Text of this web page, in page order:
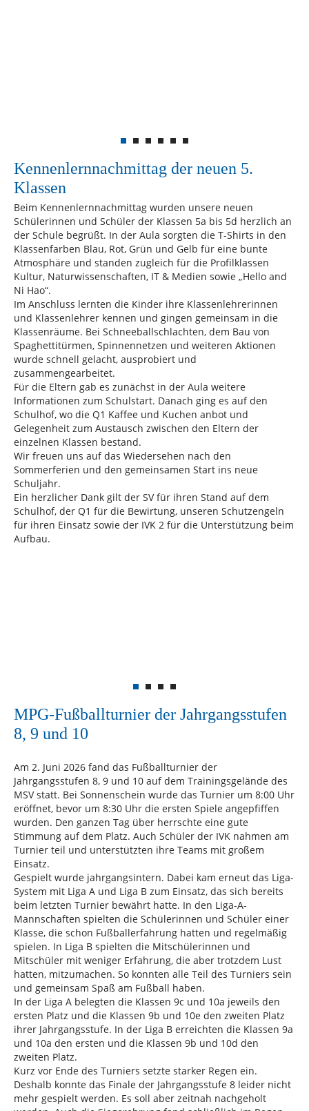
Kennenlernnachmittag der neuen 5.
Klassen
Beim Kennenlernnachmittag wurden unsere neuen
Schülerinnen und Schüler der Klassen 5a bis 5d herzlich an
der Schule begrüßt. In der Aula sorgten die T-Shirts in den
Klassenfarben Blau, Rot, Grün und Gelb für eine bunte
Atmosphäre und standen zugleich für die Profilklassen
Kultur, Naturwissenschaften, IT & Medien sowie „Hello and
Ni Hao“.
Im Anschluss lernten die Kinder ihre Klassenlehrerinnen
und Klassenlehrer kennen und gingen gemeinsam in die
Klassenräume. Bei Schneeballschlachten, dem Bau von
Spaghettitürmen, Spinnennetzen und weiteren Aktionen
wurde schnell gelacht, ausprobiert und
zusammengearbeitet.
Für die Eltern gab es zunächst in der Aula weitere
Informationen zum Schulstart. Danach ging es auf den
Schulhof, wo die Q1 Kaffee und Kuchen anbot und
Gelegenheit zum Austausch zwischen den Eltern der
einzelnen Klassen bestand.
Wir freuen uns auf das Wiedersehen nach den
Sommerferien und den gemeinsamen Start ins neue
Schuljahr.
Ein herzlicher Dank gilt der SV für ihren Stand auf dem
Schulhof, der Q1 für die Bewirtung, unseren Schutzengeln
für ihren Einsatz sowie der IVK 2 für die Unterstützung beim
Aufbau.
MPG-Fußballturnier der Jahrgangsstufen
8, 9 und 10
Am 2. Juni 2026 fand das Fußballturnier der
Jahrgangsstufen 8, 9 und 10 auf dem Trainingsgelände des
MSV statt. Bei Sonnenschein wurde das Turnier um 8:00 Uhr
eröffnet, bevor um 8:30 Uhr die ersten Spiele angepfiffen
wurden. Den ganzen Tag über herrschte eine gute
Stimmung auf dem Platz. Auch Schüler der IVK nahmen am
Turnier teil und unterstützten ihre Teams mit großem
Einsatz.
Gespielt wurde jahrgangsintern. Dabei kam erneut das Liga-
System mit Liga A und Liga B zum Einsatz, das sich bereits
beim letzten Turnier bewährt hatte. In den Liga-A-
Mannschaften spielten die Schülerinnen und Schüler einer
Klasse, die schon Fußballerfahrung hatten und regelmäßig
spielen. In Liga B spielten die Mitschülerinnen und
Mitschüler mit weniger Erfahrung, die aber trotzdem Lust
hatten, mitzumachen. So konnten alle Teil des Turniers sein
und gemeinsam Spaß am Fußball haben.
In der Liga A belegten die Klassen 9c und 10a jeweils den
ersten Platz und die Klassen 9b und 10e den zweiten Platz
ihrer Jahrgangsstufe. In der Liga B erreichten die Klassen 9a
und 10a den ersten und die Klassen 9b und 10d den
zweiten Platz.
Kurz vor Ende des Turniers setzte starker Regen ein.
Deshalb konnte das Finale der Jahrgangsstufe 8 leider nicht
mehr gespielt werden. Es soll aber zeitnah nachgeholt